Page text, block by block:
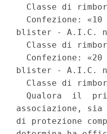
Classe di
Confezione: «10
blister - A.I.C. n.
Classe di
Confezione: «20
blister - A.I.C. n.
Classe di
Qualora  il
associazione,
di protezione